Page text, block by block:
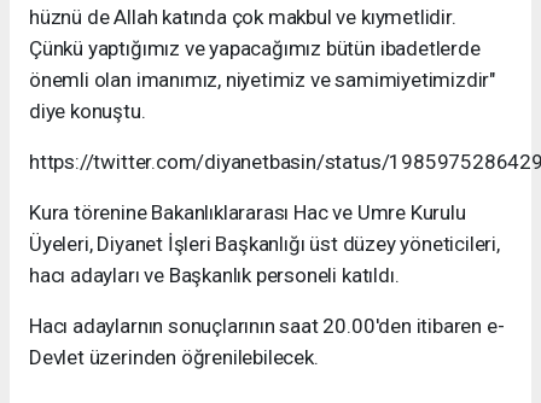
hüznü de Allah katında çok makbul ve kıymetlidir.
Çünkü yaptığımız ve yapacağımız bütün ibadetlerde
önemli olan imanımız, niyetimiz ve samimiyetimizdir"
diye konuştu.
https://twitter.com/diyanetbasin/status/
Kura törenine Bakanlıklararası Hac ve Umre Kurulu
Üyeleri, Diyanet İşleri Başkanlığı üst düzey yöneticileri,
hacı adayları ve Başkanlık personeli katıldı.
Hacı adaylarnın sonuçlarının saat 20.00'den itibaren e-
Devlet üzerinden öğrenilebilecek.